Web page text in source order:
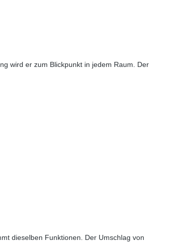
wird er zum Blickpunkt in jedem Raum. Der
dieselben Funktionen. Der Umschlag von